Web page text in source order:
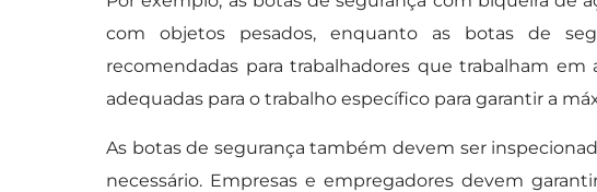
com objetos pesados, enquanto as botas de
recomendadas para trabalhadores que trabalham
adequadas para o trabalho específico para garantir a
As botas de segurança também devem ser
necessário. Empresas e empregadores devem